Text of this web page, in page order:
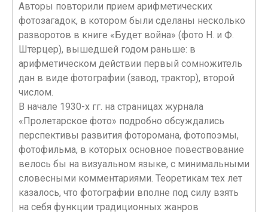
Авторы повторили прием арифметических
фотозагадок, в котором были сделаны несколько
разворотов в книге «Будет война» (фото Н. и Ф.
Штерцер), вышедшей годом раньше: в
арифметическом действии первый сомножитель
дан в виде фотографии (завод, трактор), второй
числом.
В начале 1930-х гг. на страницах журнала
«Пролетарское фото» подробно обсуждались
перспективы развития фоторомана, фотопоэмы,
фотофильма, в которых основное повествование
велось бы на визуальном языке, с минимальными
словесными комментариями. Теоретикам тех лет
казалось, что фотографии вполне под силу взять
на себя функции традиционных жанров